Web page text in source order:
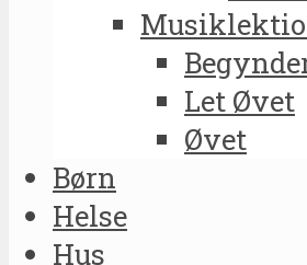
Let Øvet
Øvet
Børn
Helse
Hus